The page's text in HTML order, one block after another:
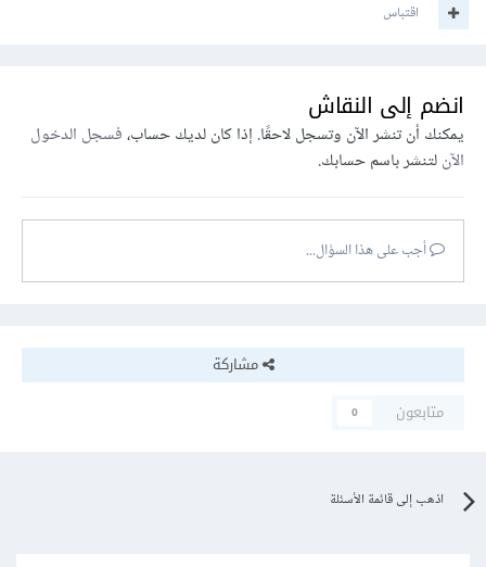
اقتباس
انضم إلى النقاش
يمكنك أن تنشر الآن وتسجل لاحقًا. إذا كان لديك حساب،فسجل الدخول
الآنلتنشر باسم حسابك.
أجب على هذا السؤال...
مشاركة
متابعون
0
اذهب إلى قائمة الأسئلة